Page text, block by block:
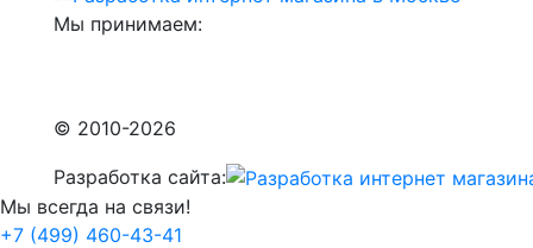
Мы принимаем:
© 2010-2026
Разработка сайта:
Мы всегда на связи!
+7 (499) 460-43-41